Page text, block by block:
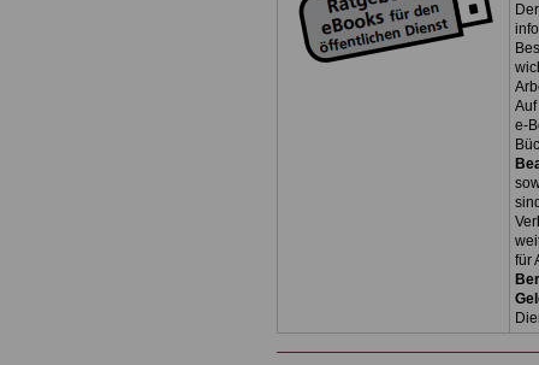
e-
Ver
für